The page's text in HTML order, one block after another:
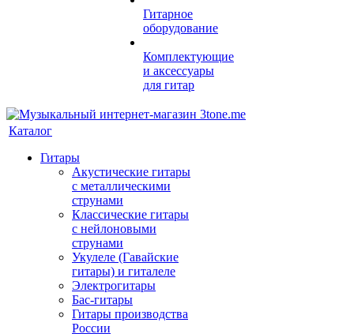
Гитарное
оборудование
Комплектующие
и аксессуары
для гитар
Каталог
Гитары
Акустические гитары
с металлическими
струнами
Классические гитары
с нейлоновыми
струнами
Укулеле (Гавайские
гитары) и гиталеле
Электрогитары
Бас-гитары
Гитары производства
России